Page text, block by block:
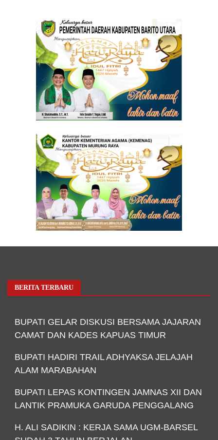
BERITA TERBARU
BUPATI GELAR DISKUSI BERSAMA JAJARAN
CAMAT DAN KADES KAPUAS TIMUR
BUPATI HADIRI TRAIL ADHYAKSA JELAJAH
ALAM MARABAHAN
BUPATI LEPAS KONTINGEN JAMNAS XII DAN
LANTIK PRAMUKA GARUDA PENGGALANG
H. ALI SADIKIN : KERJA SAMA UGM-BARSEL